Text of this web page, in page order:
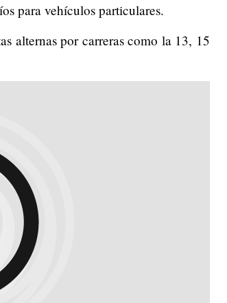
para vehículos particulares.
alternas por carreras como la 13, 15